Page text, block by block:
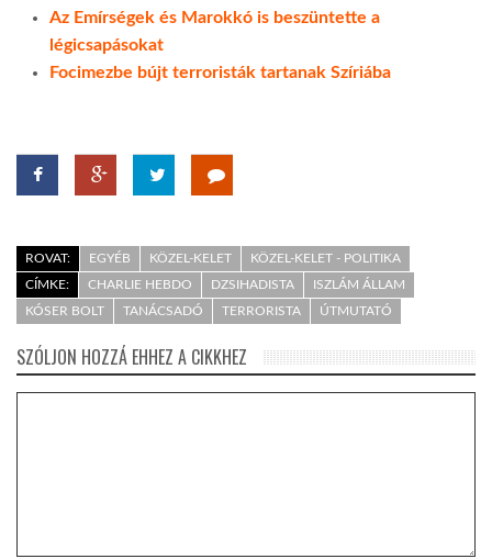
Az Emírségek és Marokkó is beszüntette a
légicsapásokat
Focimezbe bújt terroristák tartanak Szíriába
ROVAT: EGYÉB KÖZEL-KELET
KÖZEL-KELET - POLITIKA
CÍMKE:
CHARLIE HEBDO DZSIHADISTA
ISZLÁM ÁLLAM
KÓSER BOLT
TANÁCSADÓ TERRORISTA ÚTMUTATÓ
SZÓLJON HOZZÁ EHHEZ A CIKKHEZ